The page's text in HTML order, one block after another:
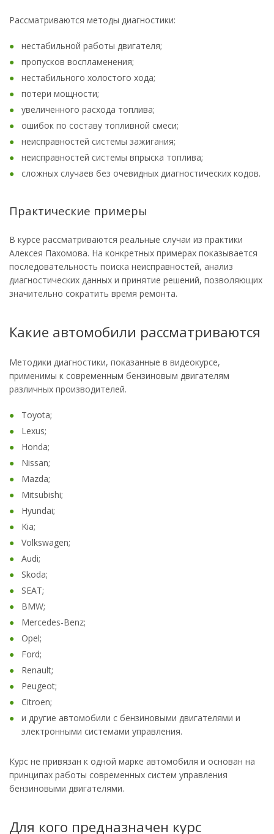
Рассматриваются методы диагностики:
нестабильной работы двигателя;
пропусков воспламенения;
нестабильного холостого хода;
потери мощности;
увеличенного расхода топлива;
ошибок по составу топливной смеси;
неисправностей системы зажигания;
неисправностей системы впрыска топлива;
сложных случаев без очевидных диагностических кодов.
Практические примеры
В курсе рассматриваются реальные случаи из практики
Алексея Пахомова. На конкретных примерах показывается
последовательность поиска неисправностей, анализ
диагностических данных и принятие решений, позволяющих
значительно сократить время ремонта.
Какие автомобили рассматриваются
Методики диагностики, показанные в видеокурсе,
применимы к современным бензиновым двигателям
различных производителей.
Toyota;
Lexus;
Honda;
Nissan;
Mazda;
Mitsubishi;
Hyundai;
Kia;
Volkswagen;
Audi;
Skoda;
SEAT;
BMW;
Mercedes-Benz;
Opel;
Ford;
Renault;
Peugeot;
Citroen;
и другие автомобили с бензиновыми двигателями и
электронными системами управления.
Курс не привязан к одной марке автомобиля и основан на
принципах работы современных систем управления
бензиновыми двигателями.
Для кого предназначен курс